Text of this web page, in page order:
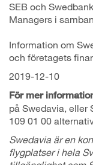
SEB och
Managers i
Information om
och företagets
2019-12-10
För mer
på Swedavia, eller
109 01 00
Swedavia är en
flygplatser i hela